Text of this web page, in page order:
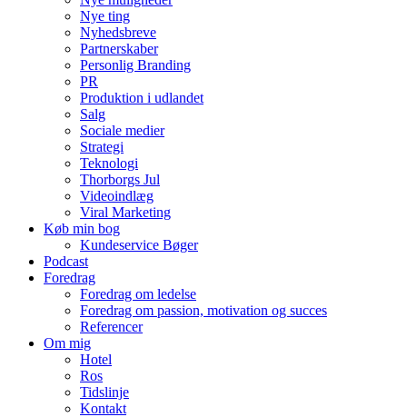
Nye ting
Nyhedsbreve
Partnerskaber
Personlig Branding
PR
Produktion i udlandet
Salg
Sociale medier
Strategi
Teknologi
Thorborgs Jul
Videoindlæg
Viral Marketing
Køb min bog
Kundeservice Bøger
Podcast
Foredrag
Foredrag om ledelse
Foredrag om passion, motivation og succes
Referencer
Om mig
Hotel
Ros
Tidslinje
Kontakt